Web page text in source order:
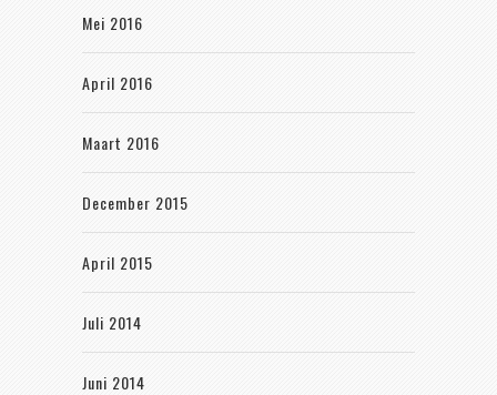
Mei 2016
April 2016
Maart 2016
December 2015
April 2015
Juli 2014
Juni 2014